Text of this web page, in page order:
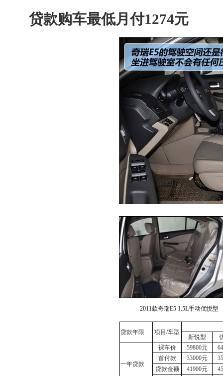
贷款购车最低月付1274元
2011款奇瑞E5 1.5L手动优悦型
贷款年限 项目/车型
新悦型
一年贷款
裸车价 59800元
首付款
33000元
贷款金额
41900元